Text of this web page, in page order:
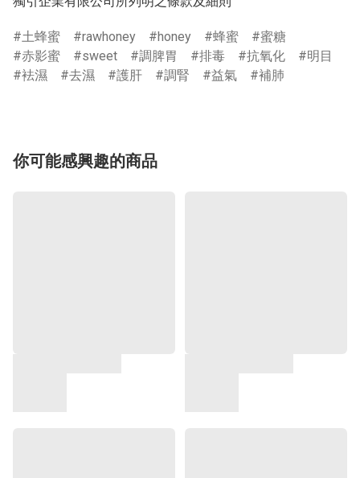
土蜂蜜 rawhoney honey 蜂蜜
蜜糖
赤影蜜
sweet 調脾胃 排毒 抗氧化
明目
袪濕
去濕 護肝 調腎 益氣 補肺
你可能感興趣的商品